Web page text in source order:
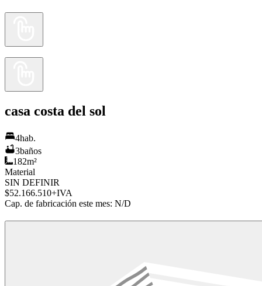
casa costa del sol
4hab.
3baños
182m²
Material
SIN DEFINIR
$52.166.510+IVA
Cap. de fabricación este mes: N/D